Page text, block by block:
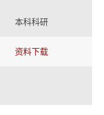
本科科研
资料下载